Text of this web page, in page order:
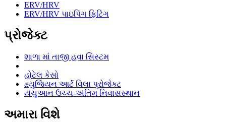
ERV/HRV
ERV/HRV પાઇપિંગ ફિટિંગ
પ્રોજેક્ટ
શાળા માં તાજી હવા સિસ્ટમ
હોટેલ કેસો
હ્યુજિયન આર્ટ વિલા પ્રોજેક્ટ
યંચુઆન ઉચ્ચ-અંતિમ નિવાસસ્થાન
અમારા વિશે